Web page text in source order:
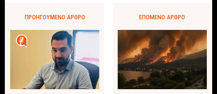
ΠΡΟΗΓΟΎΜΕΝΟ ΆΡΘΡΟ ΕΠΌΜΕΝΟ ΆΡΘΡΟ